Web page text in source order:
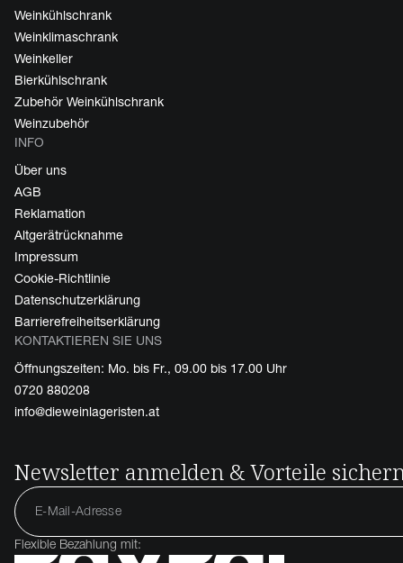
Weinkühlschrank
Weinklimaschrank
Weinkeller
Bierkühlschrank
Zubehör Weinkühlschrank
Weinzubehör
INFO
Über uns
AGB
Reklamation
Altgerätrücknahme
Impressum
Cookie-Richtlinie
Datenschutzerklärung
Barrierefreiheitserklärung
KONTAKTIEREN SIE UNS
Öffnungszeiten: Mo. bis Fr., 09.00 bis 17.00 Uhr
0720 880208
info@dieweinlageristen.at
Newsletter anmelden & Vorteile
Flexible Bezahlung mit: